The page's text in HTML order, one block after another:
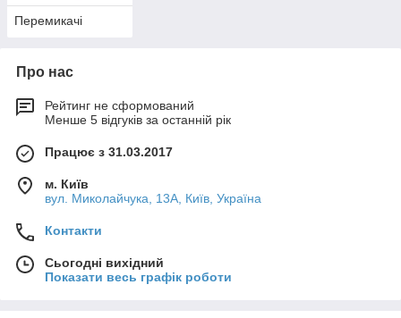
Перемикачі
Про нас
Рейтинг не сформований
Менше 5 відгуків за останній рік
Працює з 31.03.2017
м. Київ
вул. Миколайчука, 13А, Київ, Україна
Контакти
Сьогодні вихідний
Показати весь графік роботи